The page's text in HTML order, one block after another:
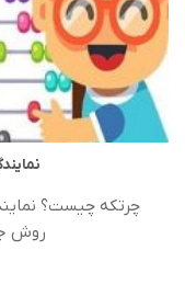
چرتکه چیست؟
روش